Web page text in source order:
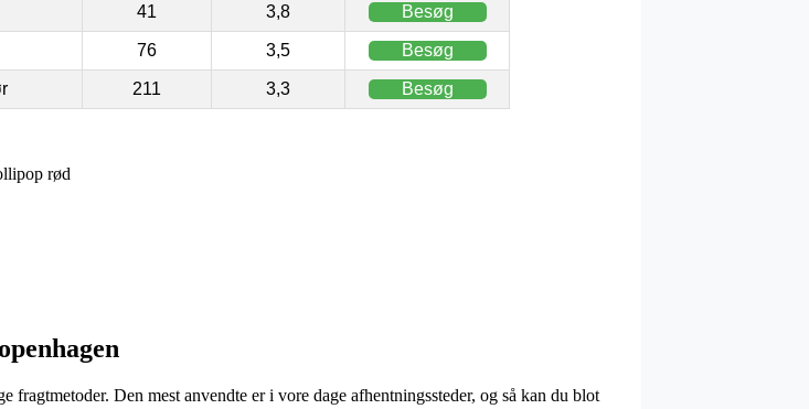
41 3,8 Besøg
76 3,5 Besøg
211 3,3 Besøg
rød
Den mest anvendte er i vore dage afhentningssteder, og så kan du blot